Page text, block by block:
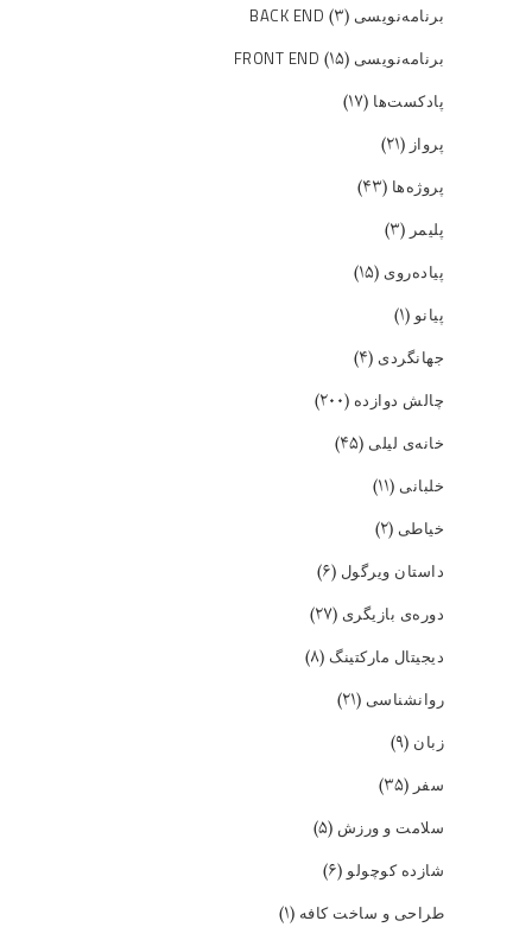
برنامه‌نویسی BACK END (۳)
برنامه‌نویسی FRONT END (۱۵)
پادکست‌ها (۱۷)
پرواز (۲۱)
پروژه‌ها (۴۳)
پلیمر (۳)
پیاده‌روی (۱۵)
پیانو(۱)
جهانگردی (۴)
چالش دوازده (۲۰۰)
خانه‌ی لیلی (۴۵)
خلبانی (۱۱)
خیاطی (۲)
داستان ویرگول (۶)
دوره‌ی بازیگری (۲۷)
دیجیتال مارکتینگ (۸)
روانشناسی (۲۱)
زبان (۹)
سفر (۳۵)
سلامت و ورزش (۵)
شازده کوچولو(۶)
طراحی و ساخت کافه (۱)